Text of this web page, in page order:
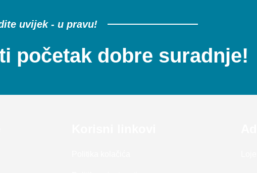
uvijek - u pravu!
početak dobre suradnje!